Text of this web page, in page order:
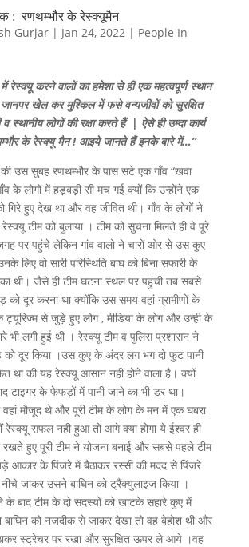
: रणथम्भौर के रेस्क्यूमैन
Gurjar| Jan 24, 2022| People In
में रेस्क्यू करने वालों का हमेशा से ही एक महत्वपूर्ण स्थान
जानपर खेल कर मुश्किल में फसे वन्यजीवों को सुरक्षित
व स्थानीय लोगों की रक्षा करते हैं | ऐसे ही उम्दा कार्य
के रेस्क्यू मैन ! आइये जानते हैं इनके बारे में…”
उस सुबह रणथम्भौर के पास सटे एक गाँव “खवा
के लोगों में हड़बड़ी सी मच गई क्यों कि उन्होंने एक
गिरे हुए देख था और वह जीवित थी। गाँव के लोगों ने
टीम को बुलाया । टीम को सुचना मिलते ही वे पूरे
पर पहुंचे लेकिन गांव वालो ने चारों ओर से उस कुए
लिए वो सारी परिस्थिति बाघ को बिना सफारी के
थी। जैसे ही टीम घटना स्थल पर पहुंची तब सबसे
को दूर करना था क्योंकि उस समय वहां ग्रामीणों के
ट्यूरिज्म से जुड़े हुए लोग , मीडिया के लोग और उन्ही के
भी लगी हुई थी । रेस्क्यू टीम व पुलिस प्रशासन ने
को दूर किया ।उस कुए के अंदर लग भग दो फुट पानी
था की यह रेस्क्यू आसान नहीं होने वाला है। क्यों
टाइगर के फेफड़ों में पानी जाने का भी डर था।
वहां मौजूद थे और पूरी टीम के लोग के मन में एक घबरा
रेस्क्यू सफल नही हुआ तो आगे क्या होगा ये ईश्वर ही
हुए पूरी टीम ने योजना बनाई और सबसे पहले टीम
आकार के पिंजरे में बैठाकर रस्सी की मदद से पिंजरे
जाकर उसने बाघिन को ट्रैंक्युलाइज किया ।
के बाद टीम के दो सदस्यों को खाटके सहारे कुए में
बाघिन को नजदीक से जाकर देखा तो वह बेहोश थी और
स्ट्रेचर पर रखा और सुरक्षित ऊपर ले आये ।वह